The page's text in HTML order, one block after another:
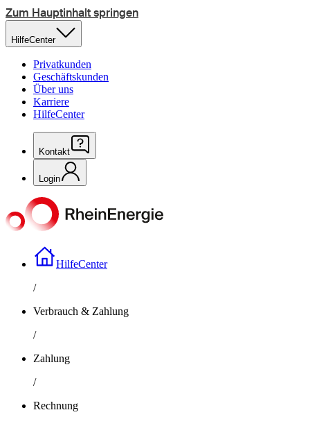
Zum Hauptinhalt springen
HilfeCenter
Privatkunden
Geschäftskunden
Über uns
Karriere
HilfeCenter
Kontakt
Login
HilfeCenter
/
Verbrauch & Zahlung
/
Zahlung
/
Rechnung